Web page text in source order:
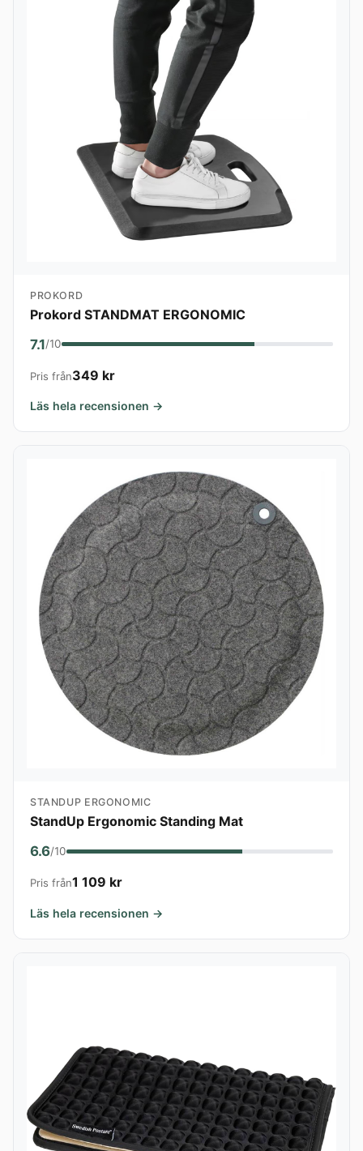
PROKORD
Prokord STANDMAT ERGONOMIC
7.1/10
Pris från349 kr
Läs hela recensionen →
STANDUP ERGONOMIC
StandUp Ergonomic Standing Mat
6.6/10
Pris från1 109 kr
Läs hela recensionen →